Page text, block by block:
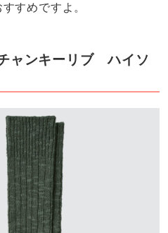
すめですよ。
ャンキーリブ ハイソ